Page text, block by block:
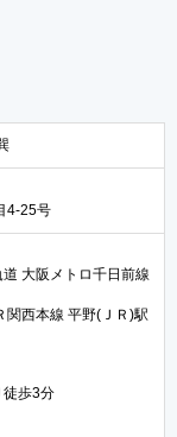
4-25号
大阪メトロ千日前線
関西本線 平野(ＪＲ)駅
徒歩3分